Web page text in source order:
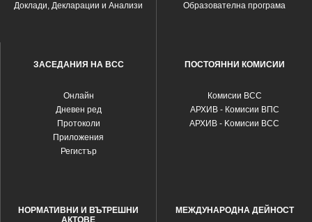
Доклади, Декларации и Анализи
Образователна програма
ЗАСЕДАНИЯ НА ВСС
Oнлайн
Дневен ред
Протоколи
Приложения
Регистър
ПОСТОЯННИ КОМИСИИ
Комисии ВСС
АРХИВ - Комисии ВПС
АРХИВ - Kомисии ВСС
НОРМАТИВНИ И ВЪТРЕШНИ
АКТОВЕ
МЕЖДУНАРОДНА ДЕЙНОСТ